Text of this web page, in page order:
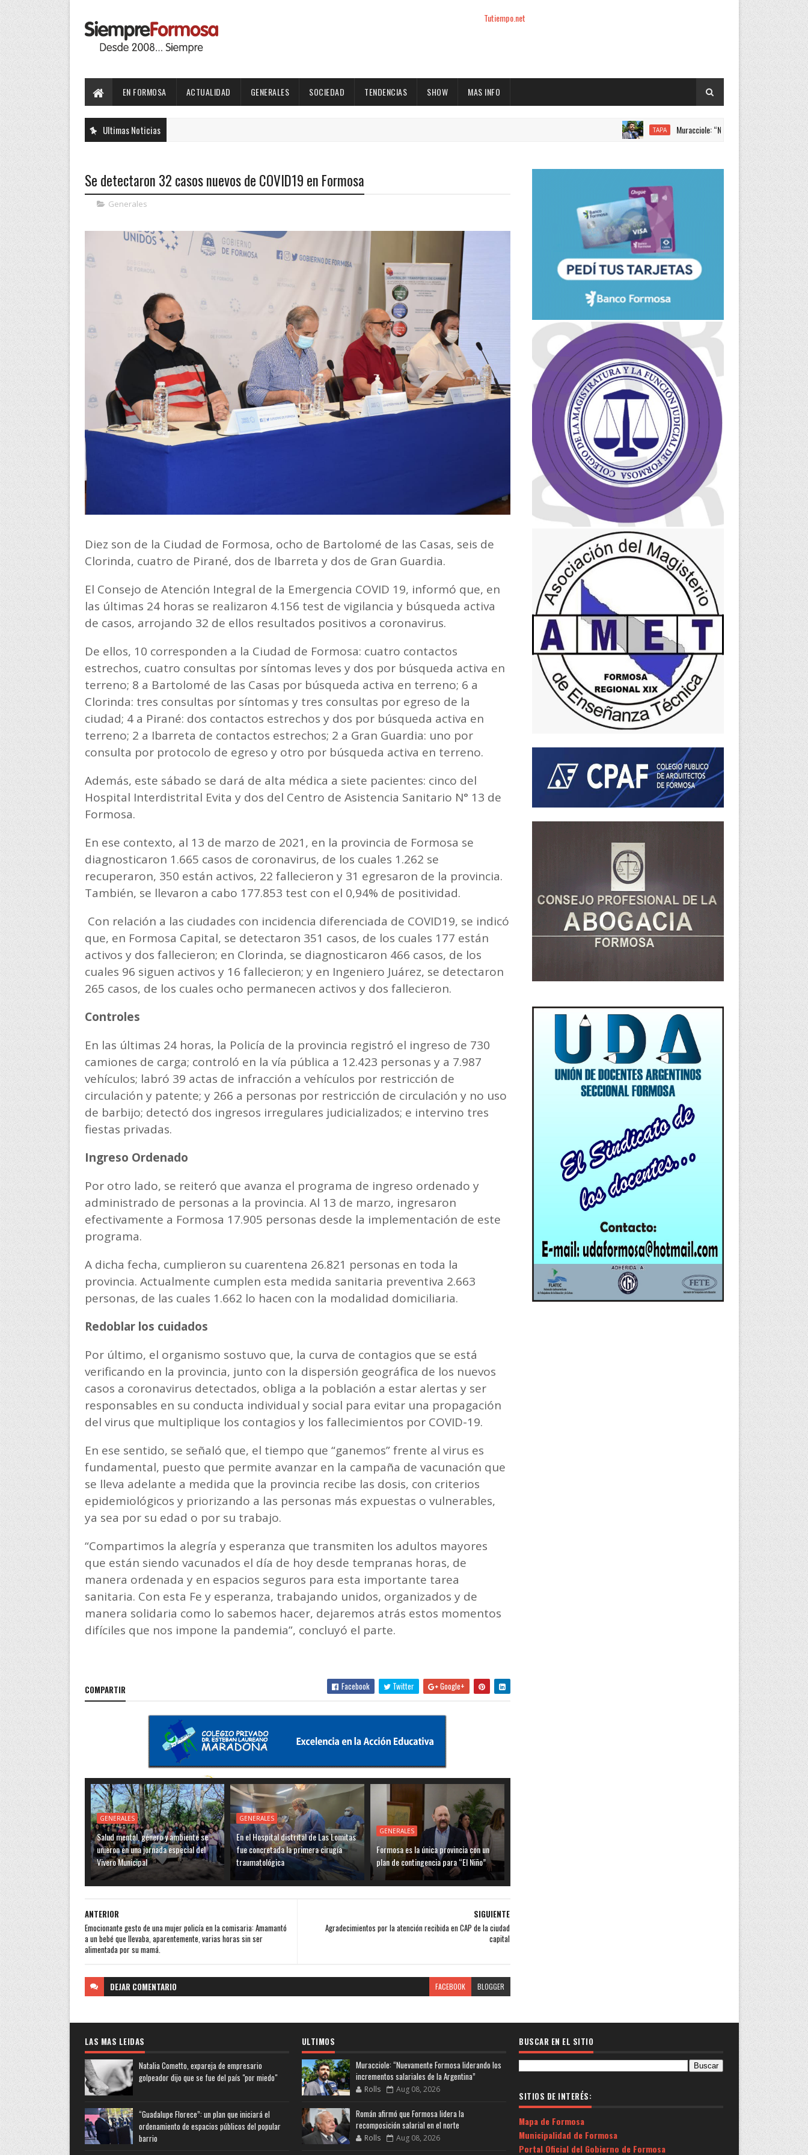
Tutiempo.net
EN FORMOSA ACTUALIDAD GENERALES SOCIEDAD TENDENCIAS SHOW MAS INFO
Ultimas Noticias TAPA Muracciole: “Nuevamente Formosa liderando los
Se detectaron 32 casos nuevos de COVID19 en Formosa
Generales
Diez son de la Ciudad de Formosa, ocho de Bartolomé de las Casas, seis de
Clorinda, cuatro de Pirané, dos de Ibarreta y dos de Gran Guardia.
El Consejo de Atención Integral de la Emergencia COVID 19, informó que, en
las últimas 24 horas se realizaron 4.156 test de vigilancia y búsqueda activa
de casos, arrojando 32 de ellos resultados positivos a coronavirus.
De ellos, 10 corresponden a la Ciudad de Formosa: cuatro contactos
estrechos, cuatro consultas por síntomas leves y dos por búsqueda activa en
terreno; 8 a Bartolomé de las Casas por búsqueda activa en terreno; 6 a
Clorinda: tres consultas por síntomas y tres consultas por egreso de la
ciudad; 4 a Pirané: dos contactos estrechos y dos por búsqueda activa en
terreno; 2 a Ibarreta de contactos estrechos; 2 a Gran Guardia: uno por
consulta por protocolo de egreso y otro por búsqueda activa en terreno.
Además, este sábado se dará de alta médica a siete pacientes: cinco del
Hospital Interdistrital Evita y dos del Centro de Asistencia Sanitario N° 13 de
Formosa.
En ese contexto, al 13 de marzo de 2021, en la provincia de Formosa se
diagnosticaron 1.665 casos de coronavirus, de los cuales 1.262 se
recuperaron, 350 están activos, 22 fallecieron y 31 egresaron de la provincia.
También, se llevaron a cabo 177.853 test con el 0,94% de positividad.
Con relación a las ciudades con incidencia diferenciada de COVID19, se indicó
que, en Formosa Capital, se detectaron 351 casos, de los cuales 177 están
activos y dos fallecieron; en Clorinda, se diagnosticaron 466 casos, de los
cuales 96 siguen activos y 16 fallecieron; y en Ingeniero Juárez, se detectaron
265 casos, de los cuales ocho permanecen activos y dos fallecieron.
Controles
En las últimas 24 horas, la Policía de la provincia registró el ingreso de 730
camiones de carga; controló en la vía pública a 12.423 personas y a 7.987
vehículos; labró 39 actas de infracción a vehículos por restricción de
circulación y patente; y 266 a personas por restricción de circulación y no uso
de barbijo; detectó dos ingresos irregulares judicializados; e intervino tres
fiestas privadas.
Ingreso Ordenado
Por otro lado, se reiteró que avanza el programa de ingreso ordenado y
administrado de personas a la provincia. Al 13 de marzo, ingresaron
efectivamente a Formosa 17.905 personas desde la implementación de este
programa.
A dicha fecha, cumplieron su cuarentena 26.821 personas en toda la
provincia. Actualmente cumplen esta medida sanitaria preventiva 2.663
personas, de las cuales 1.662 lo hacen con la modalidad domiciliaria.
Redoblar los cuidados
Por último, el organismo sostuvo que, la curva de contagios que se está
verificando en la provincia, junto con la dispersión geográfica de los nuevos
casos a coronavirus detectados, obliga a la población a estar alertas y ser
responsables en su conducta individual y social para evitar una propagación
del virus que multiplique los contagios y los fallecimientos por COVID-19.
En ese sentido, se señaló que, el tiempo que “ganemos” frente al virus es
fundamental, puesto que permite avanzar en la campaña de vacunación que
se lleva adelante a medida que la provincia recibe las dosis, con criterios
epidemiológicos y priorizando a las personas más expuestas o vulnerables,
ya sea por su edad o por su trabajo.
“Compartimos la alegría y esperanza que transmiten los adultos mayores
que están siendo vacunados el día de hoy desde tempranas horas, de
manera ordenada y en espacios seguros para esta importante tarea
sanitaria. Con esta Fe y esperanza, trabajando unidos, organizados y de
manera solidaria como lo sabemos hacer, dejaremos atrás estos momentos
difíciles que nos impone la pandemia”, concluyó el parte.
COMPARTIR Facebook Twitter Google+
GENERALES
Salud mental, género y ambiente se
unieron en una jornada especial del
Vivero Municipal
GENERALES
En el Hospital distrital de Las Lomitas
fue concretada la primera cirugía
traumatológica
GENERALES
Formosa es la única provincia con un
plan de contingencia para “El Niño”
SIGUIENTE
Agradecimientos por la atención recibida en CAP de la ciudad
capital
ANTERIOR
Emocionante gesto de una mujer policía en la comisaria: Amamantó
a un bebé que llevaba, aparentemente, varias horas sin ser
alimentada por su mamá.
DEJAR COMENTARIO FACEBOOK BLOGGER
LAS MAS LEIDAS
Natalia Cometto, expareja de empresario
golpeador dijo que se fue del país "por miedo"
“Guadalupe Florece”: un plan que iniciará el
ordenamiento de espacios públicos del popular
barrio
ULTIMOS
Muracciole: “Nuevamente Formosa liderando los
incrementos salariales de la Argentina”
Rolls Aug 08, 2026
Román afirmó que Formosa lidera la
recomposición salarial en el norte
Rolls Aug 08, 2026
BUSCAR EN EL SITIO
SITIOS DE INTERÉS:
Mapa de Formosa
Municipalidad de Formosa
Portal Oficial del Gobierno de Formosa